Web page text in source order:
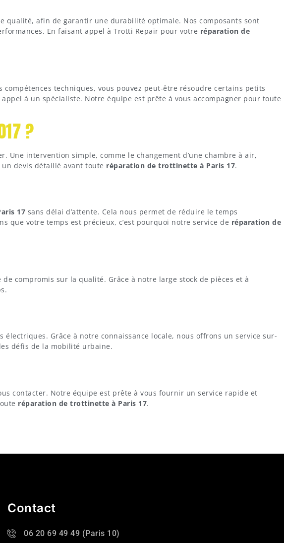
qualité, afin de garantir une durabilité optimale. Nos composants sont
En faisant appel à Trotti Repair pour votre réparation de
compétences techniques, vous pouvez peut-être résoudre certains petits
à un spécialiste. Notre équipe est prête à vous accompagner pour toute
?
Une intervention simple, comme le changement d’une chambre à air,
devis détaillé avant toute réparation de trottinette à Paris 17.
17 sans délai d’attente. Cela nous permet de réduire le temps
que votre temps est précieux, c’est pourquoi notre service de réparation de
compromis sur la qualité. Grâce à notre large stock de pièces et à
Grâce à notre connaissance locale, nous offrons un service sur-
défis de la mobilité urbaine.
contacter. Notre équipe est prête à vous fournir un service rapide et
réparation de trottinette à Paris 17.
Contact
06 20 69 49 49 (Paris 10)